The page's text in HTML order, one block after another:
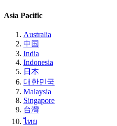
Asia Pacific
Australia
中国
India
Indonesia
日本
대한민국
Malaysia
Singapore
台灣
ไทย